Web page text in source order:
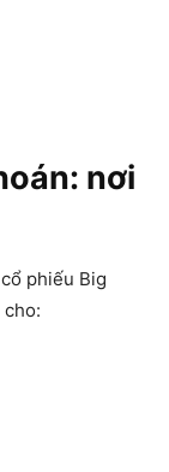
nơi
phiếu Big